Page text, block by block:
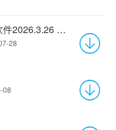
鹰眼摄像头监控录像软件2026.3.26 官方版
28
08